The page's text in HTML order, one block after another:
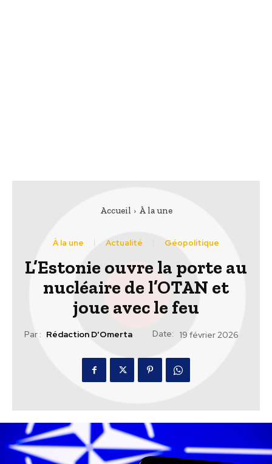
Accueil À la une
À la une Actualité Géopolitique
L’Estonie ouvre la porte au
nucléaire de l’OTAN et
joue avec le feu
Par : Rédaction D'Omerta Date: 19 février 2026